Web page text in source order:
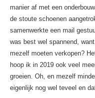
manier af met een
de stoute schoenen
samenwerkte een mail
was best wel spannend,
mezelf moeten verkopen?
hoop ik in 2019 ook veel
groeien. Oh, en mezelf
eigenlijk nog wel teveel en